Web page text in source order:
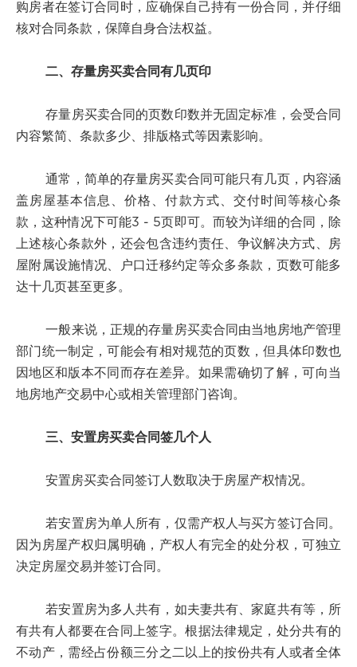
购房者在签订合同时，应确保自己持有一份合同，并仔细
核对合同条款，保障自身合法权益。
二、存量房买卖合同有几页印
存量房买卖合同的页数印数并无固定标准，会受合同
内容繁简、条款多少、排版格式等因素影响。
通常，简单的存量房买卖合同可能只有几页，内容涵
盖房屋基本信息、价格、付款方式、交付时间等核心条
款，这种情况下可能3 - 5页即可。而较为详细的合同，除
上述核心条款外，还会包含违约责任、争议解决方式、房
屋附属设施情况、户口迁移约定等众多条款，页数可能多
达十几页甚至更多。
一般来说，正规的存量房买卖合同由当地房地产管理
部门统一制定，可能会有相对规范的页数，但具体印数也
因地区和版本不同而存在差异。如果需确切了解，可向当
地房地产交易中心或相关管理部门咨询。
三、安置房买卖合同签几个人
安置房买卖合同签订人数取决于房屋产权情况。
若安置房为单人所有，仅需产权人与买方签订合同。
因为房屋产权归属明确，产权人有完全的处分权，可独立
决定房屋交易并签订合同。
若安置房为多人共有，如夫妻共有、家庭共有等，所
有共有人都要在合同上签字。根据法律规定，处分共有的
不动产，需经占份额三分之二以上的按份共有人或者全体